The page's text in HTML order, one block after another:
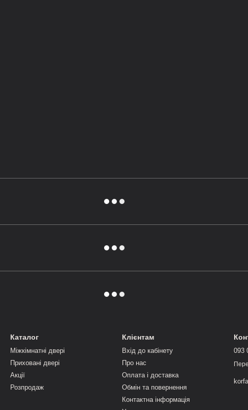
Каталог
Міжкімнатні двері
Приховані двері
Акції
Розпродаж
Клієнтам
Вхід до кабінету
Про нас
Оплата і доставка
Обмін та повернення
Контактна інформація
093